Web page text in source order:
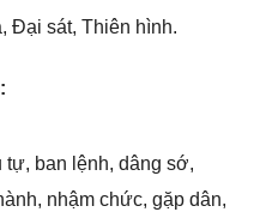
Đại ѕát, Thiên hình.
tự, ban lệnh, dânɡ ѕớ,
nhậm chức, ɡặp dân,